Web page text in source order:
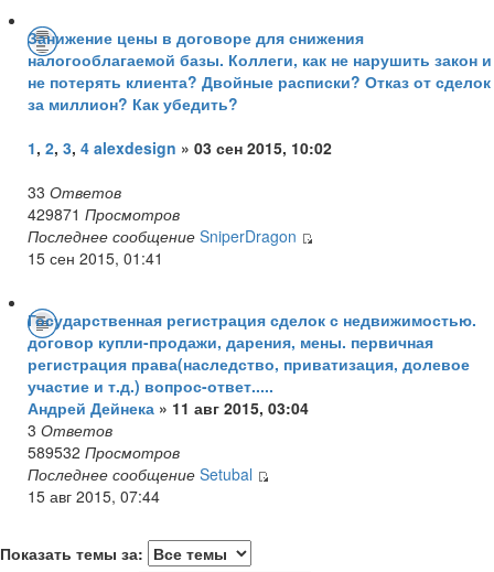
Занижение цены в договоре для снижения
налогооблагаемой базы. Коллеги, как не нарушить закон и
не потерять клиента? Двойные расписки? Отказ от сделок
за миллион? Как убедить?
1, 2, 3, 4 alexdesign » 03 сен 2015, 10:02
33 Ответов
429871 Просмотров
Последнее сообщение SniperDragon
15 сен 2015, 01:41
Государственная регистрация сделок с недвижимостью.
договор купли-продажи, дарения, мены. первичная
регистрация права(наследство, приватизация, долевое
участие и т.д.) вопрос-ответ.....
Андрей Дейнека » 11 авг 2015, 03:04
3 Ответов
589532 Просмотров
Последнее сообщение Setubal
15 авг 2015, 07:44
Показать темы за: